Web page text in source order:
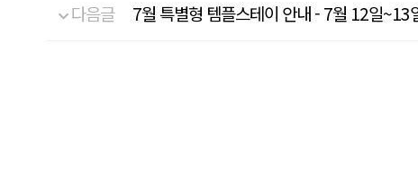
다음글 7월 특별형 템플스테이 안내 - 7월 12일~13